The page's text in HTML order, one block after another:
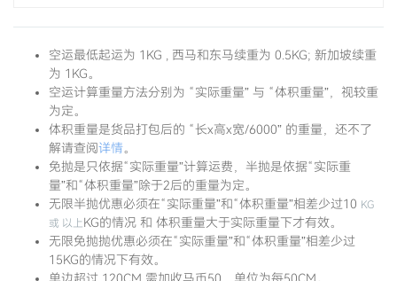
空运最低起运为 1KG , 西马和东马续重为 0.5KG; 新加坡续重
为 1KG。
空运计算重量方法分别为 “实际重量” 与 “体积重量”，视较重
为定。
体积重量是货品打包后的 “长x高x宽/6000” 的重量，还不了
解请查阅详情。
免抛是只依据“实际重量”计算运费，半抛是依据“实际重
量”和“体积重量”除于2后的重量为定。
无限半抛优惠必须在“实际重量”和“体积重量”相差少过10 KG
或 以上 KG的情况 和 体积重量大于实际重量下才有效。
无限免抛抛优惠必须在“实际重量”和“体积重量”相差少过
15KG的情况下有效。
单边超过 120CM 需加收马币50，单位为每50CM。